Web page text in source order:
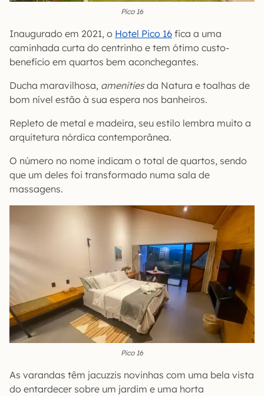
Pico 16
Inaugurado em 2021, o Hotel Pico 16 fica a uma
caminhada curta do centrinho e tem ótimo custo-
benefício em quartos bem aconchegantes.
Ducha maravilhosa, amenitiesda Natura e toalhas de
bom nível estão à sua espera nos banheiros.
Repleto de metal e madeira, seu estilo lembra muito a
arquitetura nórdica contemporânea.
O número no nome indicam o total de quartos, sendo
que um deles foi transformado numa sala de
massagens.
Pico 16
As varandas têm jacuzzis novinhas com uma bela vista
do entardecer sobre um jardim e uma horta